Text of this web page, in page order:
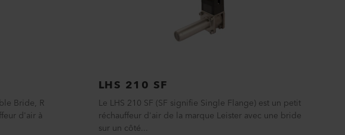
Bride, R
d'air à
LHS 210 SF
Le LHS 210 SF (SF signifie Single Flange) est un petit
réchauffeur d'air de la marque Leister avec une bride
sur un côté...